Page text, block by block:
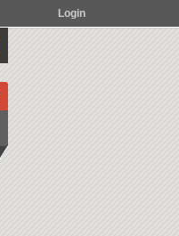
Login